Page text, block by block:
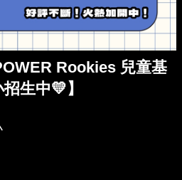
Rookies 兒童基
生中💛】